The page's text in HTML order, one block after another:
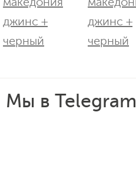
Мы в Telegram